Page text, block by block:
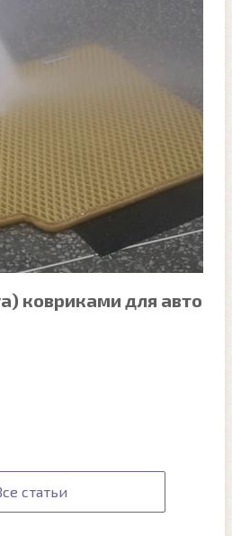
ковриками для авто
статьи